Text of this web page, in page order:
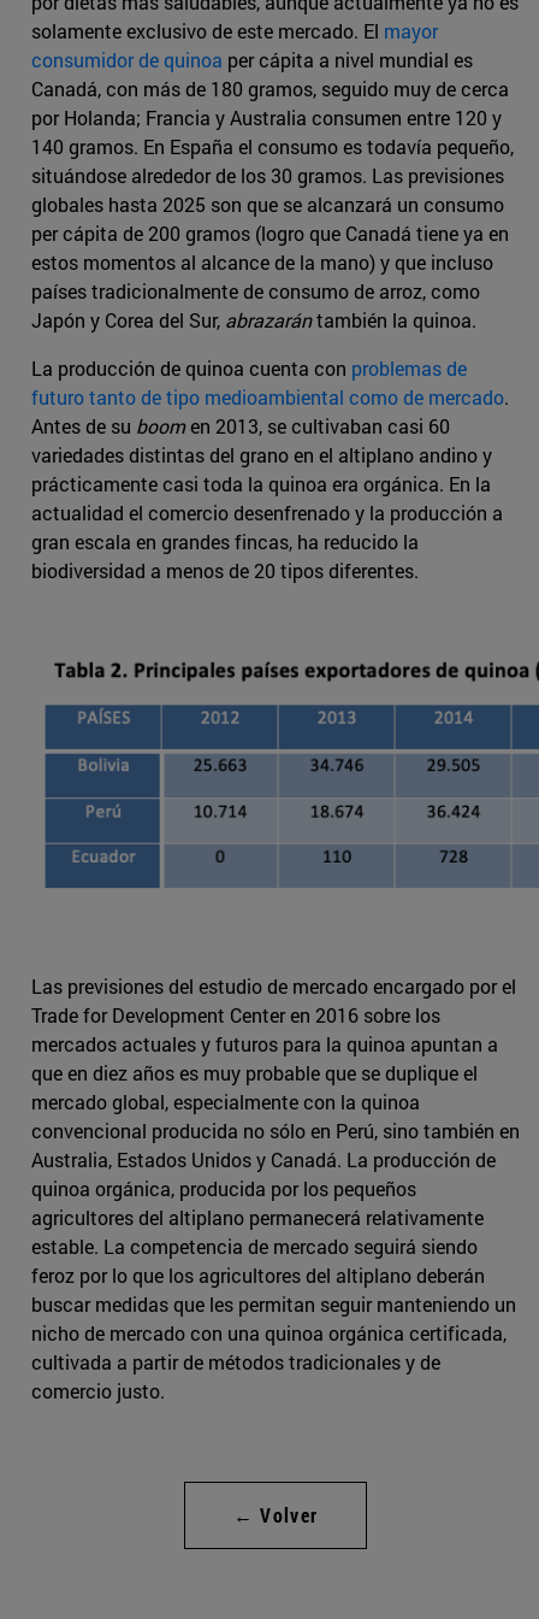
solamente exclusivo de este mercado. El mayor
consumidor de quinoa per cápita a nivel mundial es
Canadá, con más de 180 gramos, seguido muy de cerca
por Holanda; Francia y Australia consumen entre 120 y
140 gramos. En España el consumo es todavía pequeño,
situándose alrededor de los 30 gramos. Las previsiones
globales hasta 2025 son que se alcanzará un consumo
per cápita de 200 gramos (logro que Canadá tiene ya en
estos momentos al alcance de la mano) y que incluso
países tradicionalmente de consumo de arroz, como
Japón y Corea del Sur, abrazarántambién la quinoa.
La producción de quinoa cuenta con problemas de
futuro tanto de tipo medioambiental como de mercado.
Antes de su boomen 2013, se cultivaban casi 60
variedades distintas del grano en el altiplano andino y
prácticamente casi toda la quinoa era orgánica. En la
actualidad el comercio desenfrenado y la producción a
gran escala en grandes fincas, ha reducido la
biodiversidad a menos de 20 tipos diferentes.
Las previsiones del estudio de mercado encargado por el
Trade for Development Center en 2016 sobre los
mercados actuales y futuros para la quinoa apuntan a
que en diez años es muy probable que se duplique el
mercado global, especialmente con la quinoa
convencional producida no sólo en Perú, sino también en
Australia, Estados Unidos y Canadá. La producción de
quinoa orgánica, producida por los pequeños
agricultores del altiplano permanecerá relativamente
estable. La competencia de mercado seguirá siendo
feroz por lo que los agricultores del altiplano deberán
buscar medidas que les permitan seguir manteniendo un
nicho de mercado con una quinoa orgánica certificada,
cultivada a partir de métodos tradicionales y de
comercio justo.
← Volver